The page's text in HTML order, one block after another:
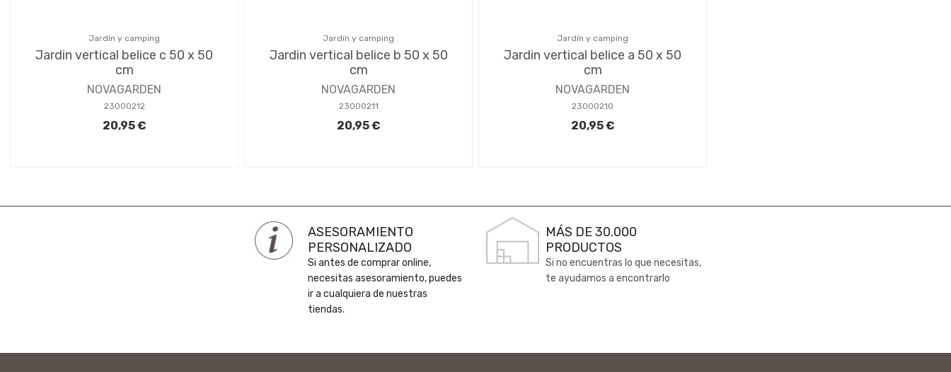
Jardín y camping
Jardin vertical belice c 50 x 50
cm
NOVAGARDEN
23000212
20,95 €
Jardín y camping
Jardin vertical belice b 50 x 50
cm
NOVAGARDEN
23000211
20,95 €
Jardín y camping
Jardin vertical belice a 50 x 50
cm
NOVAGARDEN
23000210
20,95 €
ASESORAMIENTO
PERSONALIZADO
Si antes de comprar online,
necesitas asesoramiento, puedes
ir a cualquiera de nuestras
tiendas.
MÁS DE 30.000
PRODUCTOS
Si no encuentras lo que necesitas,
te ayudamos a encontrarlo